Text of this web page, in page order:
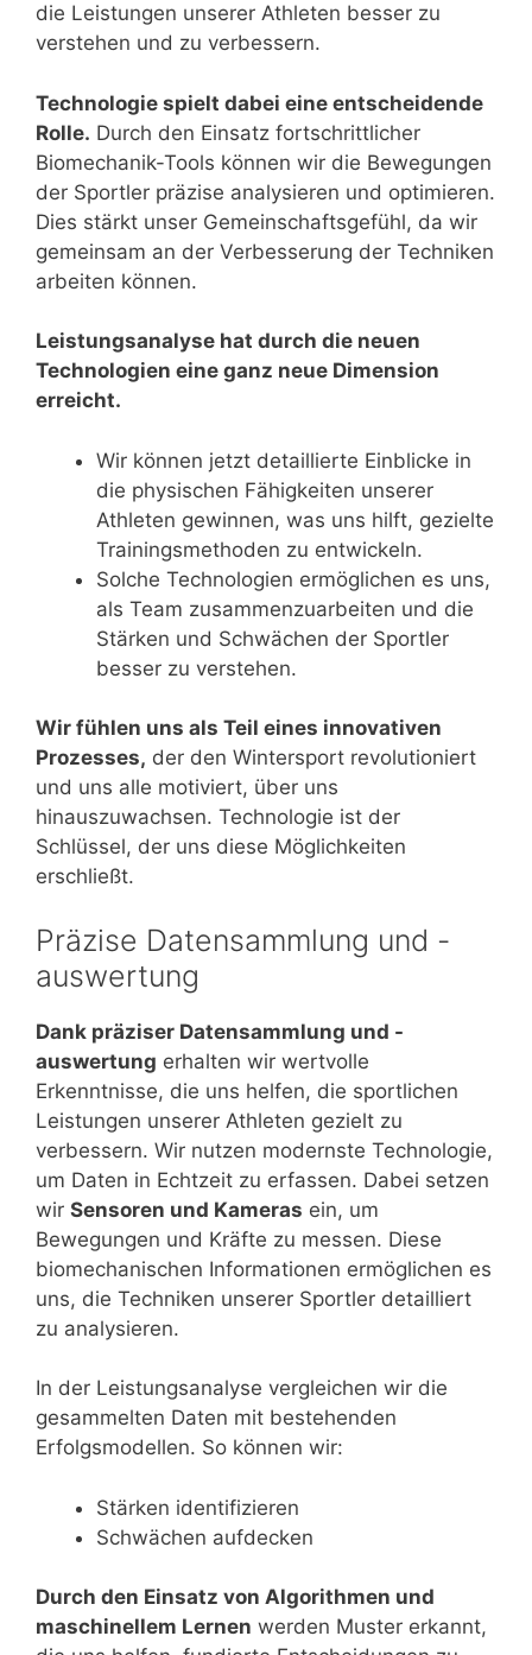
die Leistungen unserer Athleten besser zu
verstehen und zu verbessern.
Technologie spielt dabei eine entscheidende
Rolle. Durch den Einsatz fortschrittlicher
Biomechanik-Tools können wir die Bewegungen
der Sportler präzise analysieren und optimieren.
Dies stärkt unser Gemeinschaftsgefühl, da wir
gemeinsam an der Verbesserung der Techniken
arbeiten können.
Leistungsanalyse hat durch die neuen
Technologien eine ganz neue Dimension
erreicht.
Wir können jetzt detaillierte Einblicke in
die physischen Fähigkeiten unserer
Athleten gewinnen, was uns hilft, gezielte
Trainingsmethoden zu entwickeln.
Solche Technologien ermöglichen es uns,
als Team zusammenzuarbeiten und die
Stärken und Schwächen der Sportler
besser zu verstehen.
Wir fühlen uns als Teil eines innovativen
Prozesses, der den Wintersport revolutioniert
und uns alle motiviert, über uns
hinauszuwachsen. Technologie ist der
Schlüssel, der uns diese Möglichkeiten
erschließt.
Präzise Datensammlung und -
auswertung
Dank präziser Datensammlung und -
auswertung erhalten wir wertvolle
Erkenntnisse, die uns helfen, die sportlichen
Leistungen unserer Athleten gezielt zu
verbessern. Wir nutzen modernste Technologie,
um Daten in Echtzeit zu erfassen. Dabei setzen
wir Sensoren und Kameras ein, um
Bewegungen und Kräfte zu messen. Diese
biomechanischen Informationen ermöglichen es
uns, die Techniken unserer Sportler detailliert
zu analysieren.
In der Leistungsanalyse vergleichen wir die
gesammelten Daten mit bestehenden
Erfolgsmodellen. So können wir:
Stärken identifizieren
Schwächen aufdecken
Durch den Einsatz von Algorithmen und
maschinellem Lernen werden Muster erkannt,